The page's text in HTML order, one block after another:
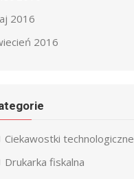
2016
2016
Ciekawostki technologiczne
Drukarka fiskalna